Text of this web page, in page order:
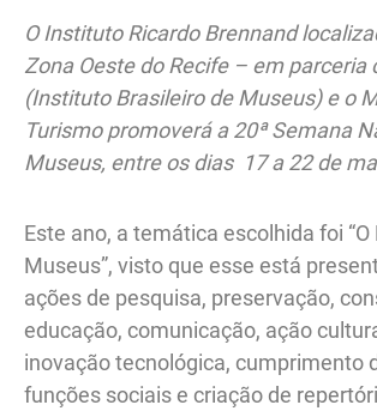
O Instituto Ricardo Brennand
Zona Oeste do Recife – em parceria
(Instituto Brasileiro de Museus) e o
Turismo promoverá a 20ª Semana
Museus, entre os dias 17 a 22 de
Este ano, a temática escolhida foi “O
Museus”, visto que esse está
ações de pesquisa, preservação,
educação, comunicação, ação
inovação tecnológica, cumprimento
funções sociais e criação de